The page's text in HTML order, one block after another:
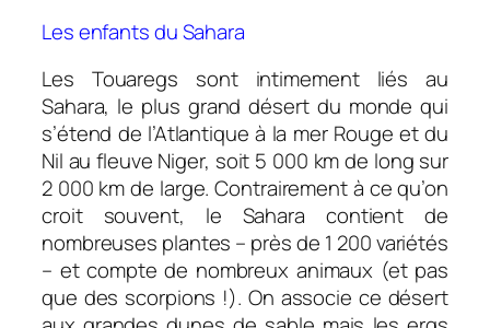
Les enfants du Sahara
Les Touaregs sont intimement liés au
Sahara, le plus grand désert du monde qui
s’étend de l’Atlantique à la mer Rouge et du
Nil au fleuve Niger, soit 5 000 km de long sur
2 000 km de large. Contrairement à ce qu’on
croit souvent, le Sahara contient de
nombreuses plantes – près de 1 200 variétés
– et compte de nombreux animaux (et pas
que des scorpions !). On associe ce désert